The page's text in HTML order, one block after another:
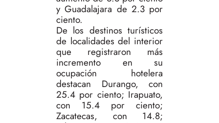
y Guadalajara de 2.3 por
ciento.
De los destinos turísticos
de localidades del interior
que registraron más
incremento en su
ocupación hotelera
destacan Durango, con
25.4 por ciento; Irapuato,
con 15.4 por ciento;
Zacatecas, con 14.8;